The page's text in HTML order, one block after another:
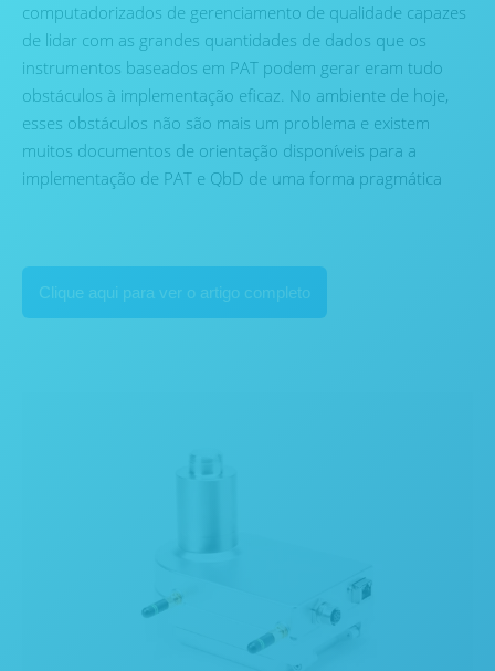
computadorizados de gerenciamento de qualidade capazes
de lidar com as grandes quantidades de dados que os
instrumentos baseados em PAT podem gerar eram tudo
obstáculos à implementação eficaz. No ambiente de hoje,
esses obstáculos não são mais um problema e existem
muitos documentos de orientação disponíveis para a
implementação de PAT e QbD de uma forma pragmática
Clique aqui para ver o artigo completo